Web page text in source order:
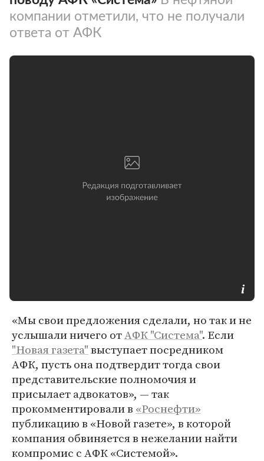
компании отметили, что не получали
ответа от АФК
«Мы свои предложения сделали, но так и не
услышали ничего отАФК "Система". Если
"Новая газета"выступает посредником
АФК, пусть она подтвердит тогда свои
представительские полномочия и
присылает адвокатов», — так
прокомментировали в «Роснефти»
публикацию в «Новой газете», в которой
компания обвиняется в нежелании найти
компромис с АФК «Системой».